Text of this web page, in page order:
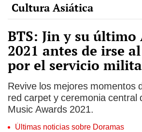
Cultura Asiática
BTS: Jin y su último
2021 antes de irse
por el servicio
Revive los mejores momentos
red carpet y ceremonia central
Music Awards 2021.
Últimas noticias sobre Doramas